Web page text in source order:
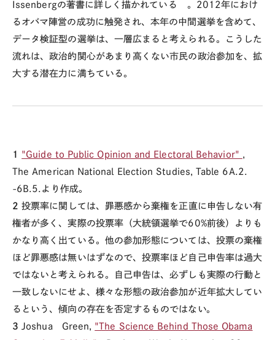
Issenbergの著書に詳しく描かれている
。2012年におけ
るオバマ陣営の成功に触発され、本年の中間選挙を含めて、
データ検証型の選挙は、一層広まると考えられる。こうした
流れは、政治的関心があまり高くない市民の政治参加を、拡
大する潜在力に満ちている。
1 "Guide to Public Opinion and Electoral Behavior" ,
The American National Election Studies, Table 6A.2.
-6B.5.より作成。
2投票率に関しては、罪悪感から棄権を正直に申告しない有
権者が多く、実際の投票率（大統領選挙で60%前後）よりも
かなり高く出ている。他の参加形態については、投票の棄権
ほど罪悪感は無いはずなので、投票率ほど自己申告率は過大
ではないと考えられる。自己申告は、必ずしも実際の行動と
一致しないにせよ、様々な形態の政治参加が近年拡大してい
るという、傾向の存在を否定するものではない。
3 Joshua Green, "The Science Behind Those Obama